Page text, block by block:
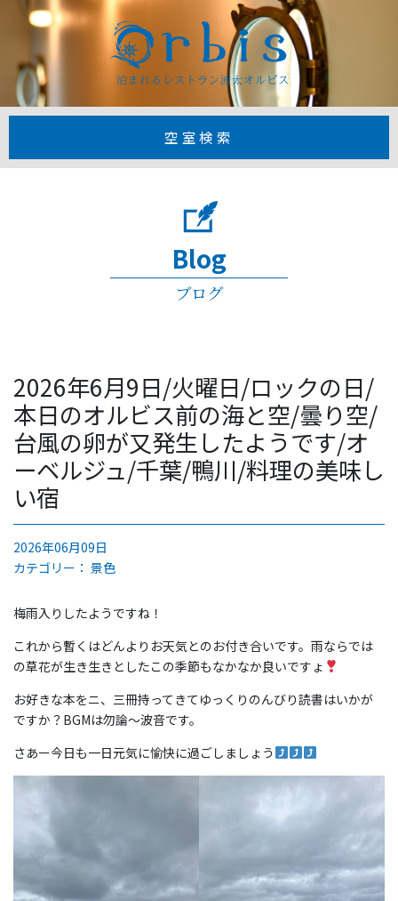
【公式】1日3
空室検索
Blog
ブログ
2026年6月9日/火曜日/ロックの日/
本日のオルビス前の海と空/曇り空/
台風の卵が又発生したようです/オ
ーベルジュ/千葉/鴨川/料理の美味し
い宿
2026年06月09日
カテゴリー： 景色
梅雨入りしたようですね！
これから暫くはどんよりお天気とのお付き合いです。雨ならでは
の草花が生き生きとしたこの季節もなかなか良いですょ
お好きな本をニ、三冊持ってきてゆっくりのんびり読書はいかが
ですか？BGMは勿論〜波音です。
さあー今日も一日元気に愉快に過ごしましょう